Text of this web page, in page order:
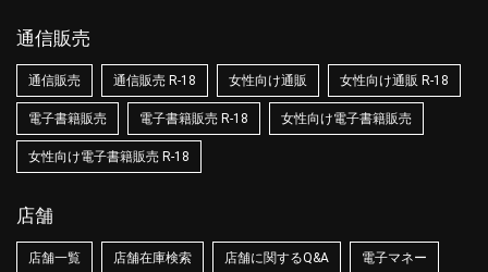
通信販売
通信販売 通信販売 R-18 女性向け通販 女性向け通販 R-18
電子書籍販売 電子書籍販売 R-18 女性向け電子書籍販売
女性向け電子書籍販売 R-18
店舗
店舗一覧 店舗在庫検索 店舗に関するQ&A 電子マネー